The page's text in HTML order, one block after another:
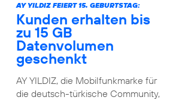
AY YILDIZ FEIERT 15. GEBURTSTAG:
Kunden erhalten bis
zu 15 GB
Datenvolumen
geschenkt
AY YILDIZ, die Mobilfunkmarke für
die deutsch-türkische Community,